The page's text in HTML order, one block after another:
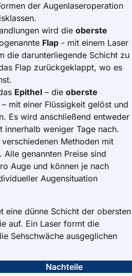
der Augenlaseroperation
wird die oberste
Flap - mit einem Laser
die darunterliegende Schicht zu
Flap zurückgeklappt, wo es
Epithel – die oberste
mit einer Flüssigkeit gelöst und
Es wird anschließend entweder
weniger Tage nach.
Methoden mit
Alle genannten Preise sind
Auge und können je nach
Augensituation
eine dünne Schicht der obersten
auf. Ein Laser formt die
Sehschwäche ausgeglichen
Nachteile